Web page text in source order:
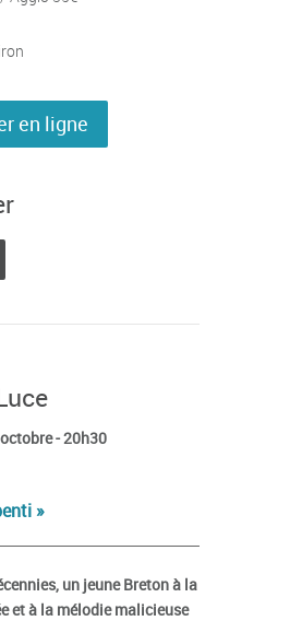
en ligne
- 20h30
»
un jeune Breton à la
et à la mélodie malicieuse